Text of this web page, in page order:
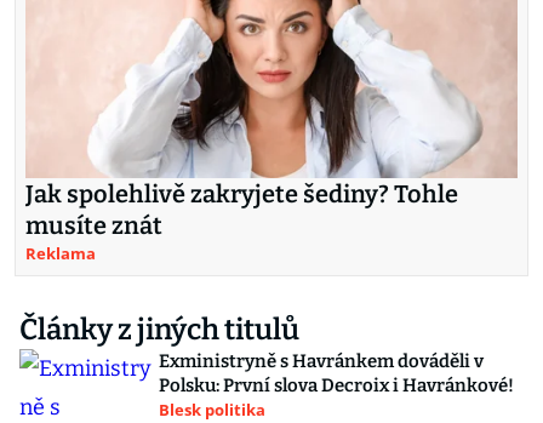
Jak spolehlivě zakryjete šediny? Tohle
musíte znát
Reklama
Články z jiných titulů
Exministryně s Havránkem dováděli v
Polsku: První slova Decroix i Havránkové!
Blesk politika